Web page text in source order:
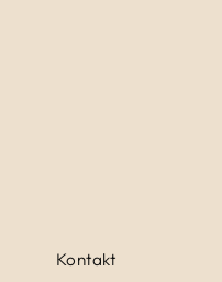
Kontakt